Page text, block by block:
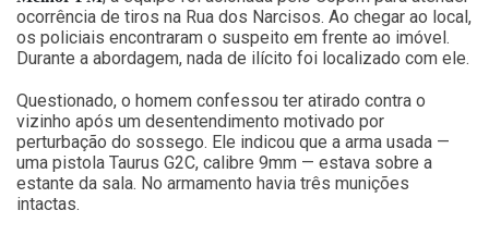
ocorrência de tiros na Rua dos Narcisos. Ao chegar ao local,
os policiais encontraram o suspeito em frente ao imóvel.
Durante a abordagem, nada de ilícito foi localizado com ele.
Questionado, o homem confessou ter atirado contra o
vizinho após um desentendimento motivado por
perturbação do sossego. Ele indicou que a arma usada —
uma pistola Taurus G2C, calibre 9mm — estava sobre a
estante da sala. No armamento havia três munições
intactas.